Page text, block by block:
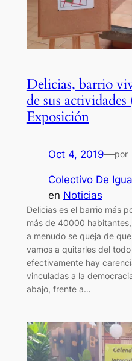
Delicias, barrio
de sus
Exposición
Oct 4, 2019—por
Colectivo De
en Noticias
Delicias es el barrio más
más de 40000
a menudo se queja de
vamos a quitarles del
efectivamente hay
vinculadas a la
abajo, frente a…